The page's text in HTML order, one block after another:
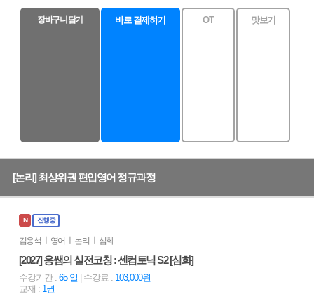
장바구니 담기 바로 결제하기 OT 맛보기
[논리] 최상위권 편입영어 정규과정
N 진행중
김응석 ㅣ 영어 ㅣ 논리 ㅣ 심화
[2027] 응쌤의 실전코칭 : 센컴토닉 S2 [심화]
수강기간 : 65 일 | 수강료 : 103,000원
교재 : 1권